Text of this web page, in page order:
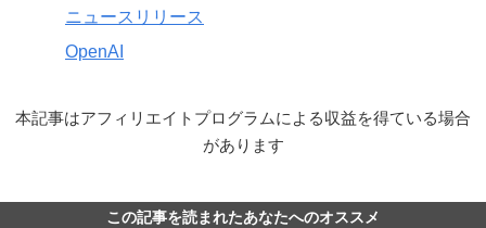
ニュースリリース
OpenAI
本記事はアフィリエイトプログラムによる収益を得ている場合
があります
この記事を読まれたあなたへのオススメ